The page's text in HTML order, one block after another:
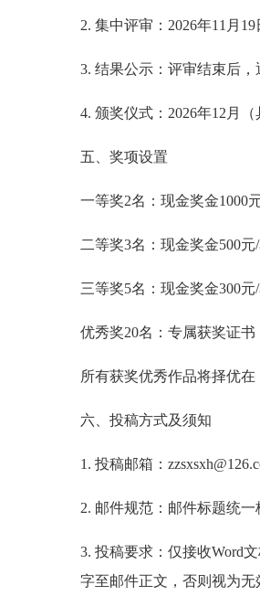
2. 集中评审：2026年11月
3. 结果公示：评审结束后
4. 颁奖仪式：2026年12月
五、奖项设置
一等奖2名：现金奖金1000
二等奖3名：现金奖金500
三等奖5名：现金奖金300
优秀奖20名：专属获奖证书
所有获奖优秀作品将择优在
六、投稿方式及须知
1. 投稿邮箱：
2. 邮件规范：邮件标题统一
3. 投稿要求：仅接收Word
字至邮件正文，否则视为无